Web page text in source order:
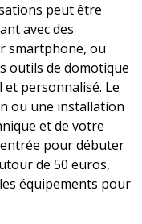
peut être
avec des
smartphone, ou
outils de domotique
personnalisé. Le
ou une installation
et de votre
pour débuter
de 50 euros,
équipements pour